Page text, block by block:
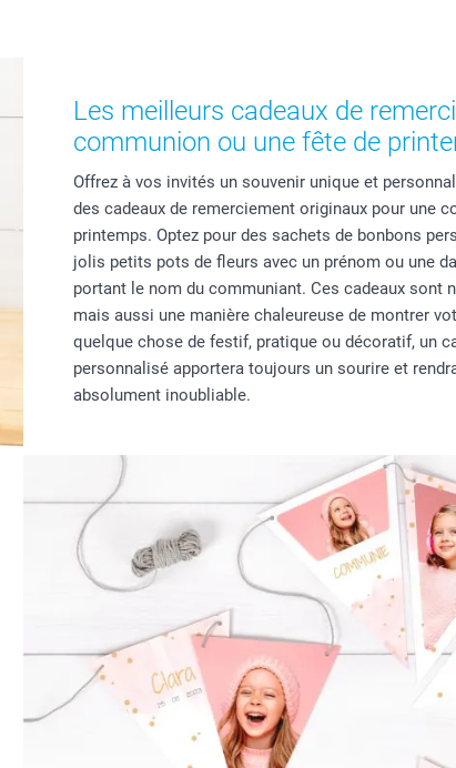
Les meilleurs cadeaux de
communion ou une fête de
Offrez à vos invités un souvenir unique et
des cadeaux de remerciement originaux pour une
printemps. Optez pour des sachets de bonbons
jolis petits pots de fleurs avec un prénom ou une
portant le nom du communiant. Ces cadeaux sont
mais aussi une manière chaleureuse de montrer
quelque chose de festif, pratique ou décoratif, un
personnalisé apportera toujours un sourire et
absolument inoubliable.